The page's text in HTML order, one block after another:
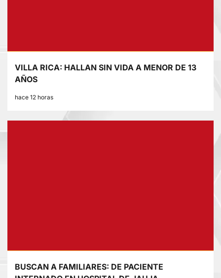
VILLA RICA: HALLAN SIN VIDA A MENOR DE 13
AÑOS
hace 12 horas
BUSCAN A FAMILIARES: DE PACIENTE